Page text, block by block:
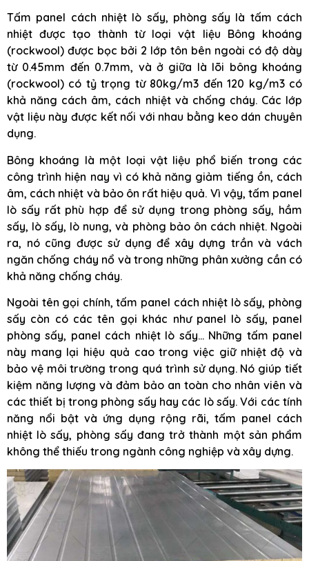
Tấm panel cách nhiệt lò sấy, phòng sấy là tấm cách
nhiệt được tạo thành từ loại vật liệu Bông khoáng
(rockwool) được bọc bởi 2 lớp tôn bên ngoài có độ dày
từ 0.45mm đến 0.7mm, và ở giữa là lõi bông khoáng
(rockwool) có tỷ trọng từ 80kg/m3 đến 120 kg/m3 có
khả năng cách âm, cách nhiệt và chống cháy. Các lớp
vật liệu này được kết nối với nhau bằng keo dán chuyên
dụng.
Bông khoáng là một loại vật liệu phổ biến trong các
công trình hiện nay vì có khả năng giảm tiếng ồn, cách
âm, cách nhiệt và bảo ôn rất hiệu quả. Vì vậy, tấm panel
lò sấy rất phù hợp để sử dụng trong phòng sấy, hầm
sấy, lò sấy, lò nung, và phòng bảo ôn cách nhiệt. Ngoài
ra, nó cũng được sử dụng để xây dựng trần và vách
ngăn chống cháy nổ và trong những phân xưởng cần có
khả năng chống cháy.
Ngoài tên gọi chính, tấm panel cách nhiệt lò sấy, phòng
sấy còn có các tên gọi khác như panel lò sấy, panel
phòng sấy, panel cách nhiệt lò sấy… Những tấm panel
này mang lại hiệu quả cao trong việc giữ nhiệt độ và
bảo vệ môi trường trong quá trình sử dụng. Nó giúp tiết
kiệm năng lượng và đảm bảo an toàn cho nhân viên và
các thiết bị trong phòng sấy hay các lò sấy. Với các tính
năng nổi bật và ứng dụng rộng rãi, tấm panel cách
nhiệt lò sấy, phòng sấy đang trở thành một sản phẩm
không thể thiếu trong ngành công nghiệp và xây dựng.